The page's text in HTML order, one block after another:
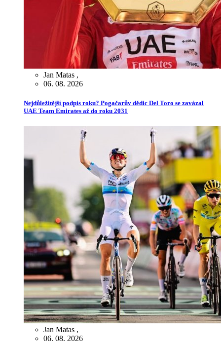
Jan Matas ,
06. 08. 2026
Nejdůležitější podpis roku? Pogačarův dědic Del Toro se zavázal
UAE Team Emirates až do roku 2031
Jan Matas ,
06. 08. 2026